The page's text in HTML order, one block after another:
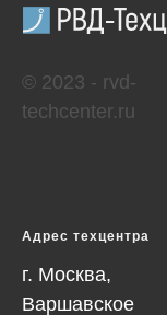
© 2023 - rvd-
techcenter.ru
Адрес техцентра
г. Москва,
Варшавское